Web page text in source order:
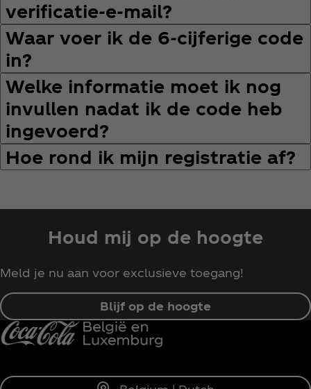
verificatie‑e‑mail?
Waar voer ik de 6‑cijferige code
in?
Welke informatie moet ik nog
invullen nadat ik de code heb
ingevoerd?
Hoe rond ik mijn registratie af?
Houd mij op de hoogte
Meld je nu aan voor exclusieve toegang!
Blijf op de hoogte